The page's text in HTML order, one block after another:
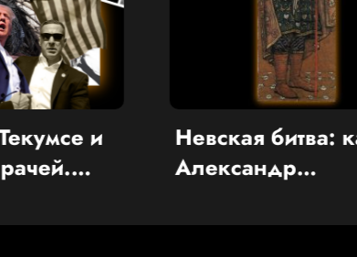
Невская битва: как
Александр
сорвал крестовый